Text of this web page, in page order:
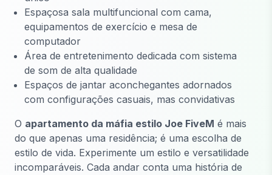
Espaçosa sala multifuncional com cama,
equipamentos de exercício e mesa de
computador
Área de entretenimento dedicada com sistema
de som de alta qualidade
Espaços de jantar aconchegantes adornados
com configurações casuais, mas convidativas
O apartamento da máfia estilo Joe FiveM é mais
do que apenas uma residência; é uma escolha de
estilo de vida. Experimente um estilo e versatilidade
incomparáveis. Cada andar conta uma história de